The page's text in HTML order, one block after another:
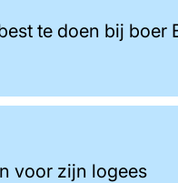
te doen bij boer
voor zijn logees